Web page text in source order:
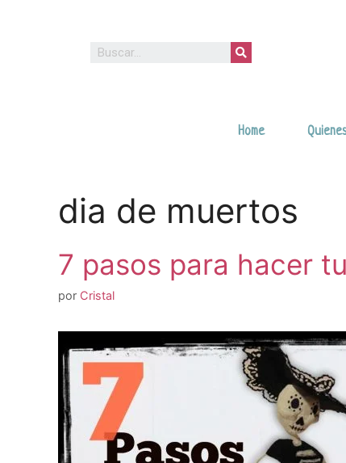
Home
dia de muertos
7 pasos para hacer
por Cristal